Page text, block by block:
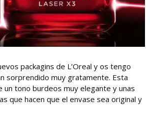
packagins de L’Oreal y os tengo
sorprendido muy gratamente. Esta
un tono burdeos muy elegante y unas
que hacen que el envase sea original y